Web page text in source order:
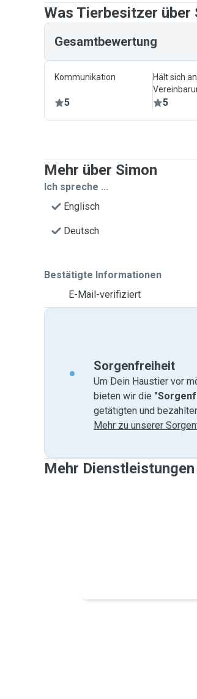
Was Tierbesitzer über
Gesamtbewertung
Kommunikation
5
Hält sich an
5
Mehr über Simon
Ich spreche ...
Englisch
Deutsch
Bestätigte Informationen
E-Mail-verifiziert
Sorgenfreiheit
Um Dein Haustier vor
bieten wir die
getätigten und
Mehr zu unserer
Mehr